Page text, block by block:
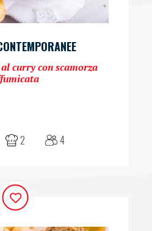
curry con scamorza
2 4